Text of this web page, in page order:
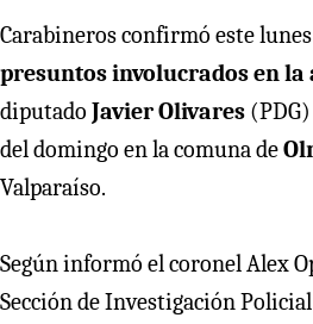
Carabineros confirmó este
presuntos involucrados en la
diputado Javier Olivares
del domingo en la comuna de
Valparaíso.
Según informó el coronel Alex
Sección de Investigación